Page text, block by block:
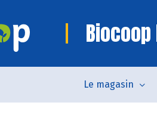
Biocoop
Le magasin